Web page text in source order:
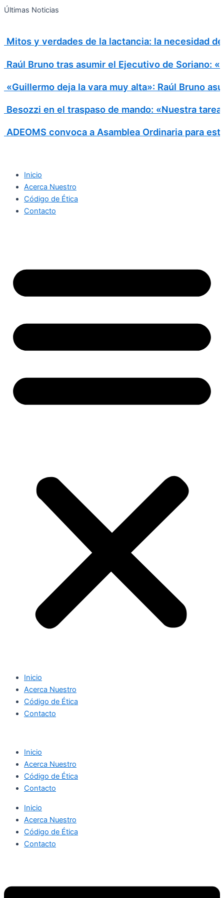
Ir
Últimas Noticias
Mitos y verdades de la lactancia: la necesidad
Raúl Bruno tras asumir el Ejecutivo de Soriano:
«Guillermo deja la vara muy alta»: Raúl Bruno
Besozzi en el traspaso de mando: «Nuestra
ADEOMS convoca a Asamblea Ordinaria para
Inicio
Acerca Nuestro
Código de Ética
Contacto
Inicio
Acerca Nuestro
Código de Ética
Contacto
Inicio
Acerca Nuestro
Código de Ética
Contacto
Inicio
Acerca Nuestro
Código de Ética
Contacto
Search